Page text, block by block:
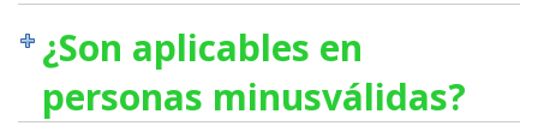
¿Son aplicables en
personas minusválidas?